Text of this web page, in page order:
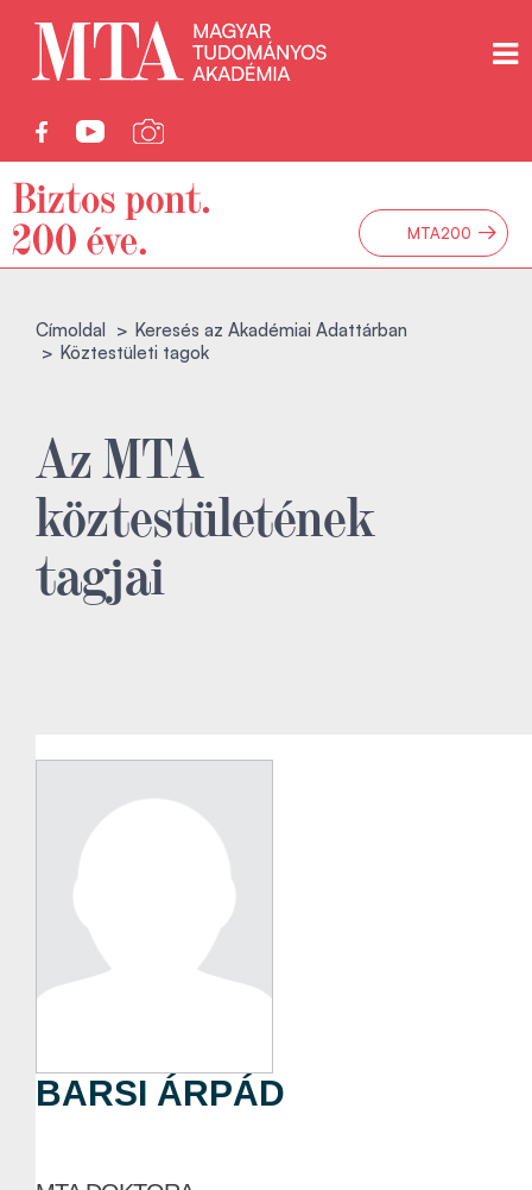
MTA200 →
Címoldal
Keresés az Akadémiai Adattárban
Köztestületi tagok
Az MTA
köztestületének
tagjai
BARSI ÁRPÁD